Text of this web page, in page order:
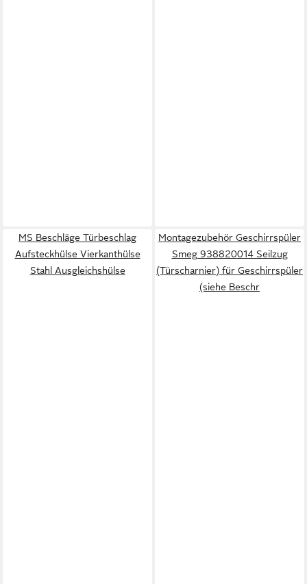
MS Beschläge Türbeschlag
Aufsteckhülse Vierkanthülse
Stahl Ausgleichshülse
Montagezubehör Geschirrspüler
Smeg 938820014 Seilzug
(Türscharnier) für Geschirrspüler
(siehe Beschr